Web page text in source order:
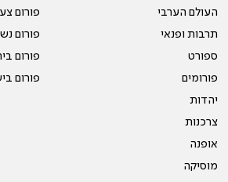
העולם הערבי
תרבות ופנאי
ספורט
פורומים
יהדות
צרכנות
אופנה
מוסיקה
פורום
פורום
פורום
פורום